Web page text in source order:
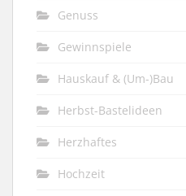
Genuss
Gewinnspiele
Hauskauf & (Um-)Bau
Herbst-Bastelideen
Herzhaftes
Hochzeit